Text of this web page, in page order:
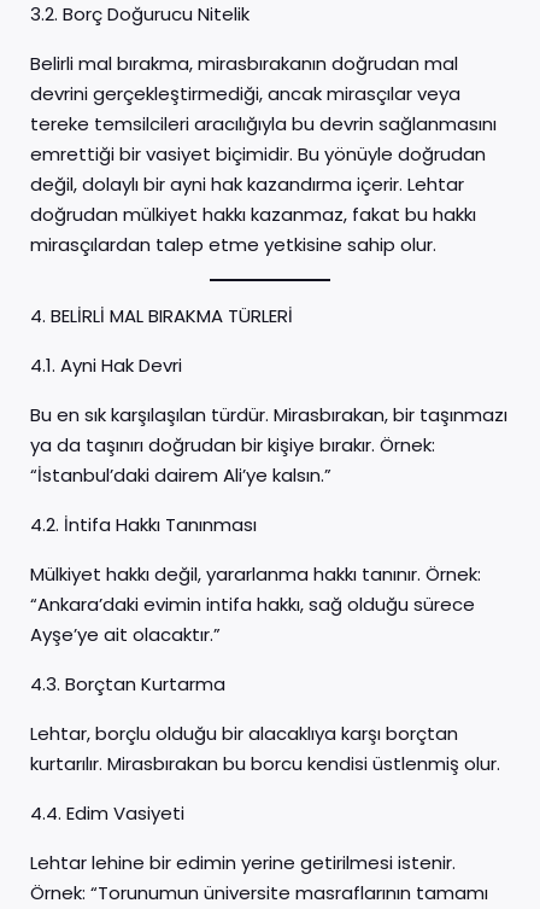
3.2. Borç Doğurucu Nitelik
Belirli mal bırakma, mirasbırakanın doğrudan mal
devrini gerçekleştirmediği, ancak mirasçılar veya
tereke temsilcileri aracılığıyla bu devrin sağlanmasını
emrettiği bir vasiyet biçimidir. Bu yönüyle doğrudan
değil, dolaylı bir ayni hak kazandırma içerir. Lehtar
doğrudan mülkiyet hakkı kazanmaz, fakat bu hakkı
mirasçılardan talep etme yetkisine sahip olur.
4. BELİRLİ MAL BIRAKMA TÜRLERİ
4.1. Ayni Hak Devri
Bu en sık karşılaşılan türdür. Mirasbırakan, bir taşınmazı
ya da taşınırı doğrudan bir kişiye bırakır. Örnek:
“İstanbul’daki dairem Ali’ye kalsın.”
4.2. İntifa Hakkı Tanınması
Mülkiyet hakkı değil, yararlanma hakkı tanınır. Örnek:
“Ankara’daki evimin intifa hakkı, sağ olduğu sürece
Ayşe’ye ait olacaktır.”
4.3. Borçtan Kurtarma
Lehtar, borçlu olduğu bir alacaklıya karşı borçtan
kurtarılır. Mirasbırakan bu borcu kendisi üstlenmiş olur.
4.4. Edim Vasiyeti
Lehtar lehine bir edimin yerine getirilmesi istenir.
Örnek: “Torunumun üniversite masraflarının tamamı